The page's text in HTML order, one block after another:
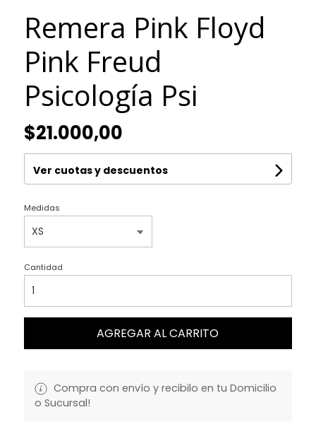
Remera Pink Floyd
Pink Freud
Psicología Psi
$21.000,00
Ver cuotas y descuentos
Medidas
Cantidad
AGREGAR AL CARRITO
Compra con envío y recibilo en tu Domicilio
o Sucursal!